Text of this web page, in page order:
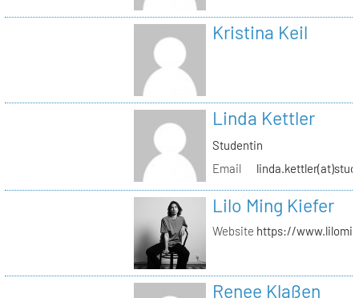
Kristina Keil
Linda Kettler
Studentin
Email
Lilo Ming Kiefer
Website https://
Renee Klaßen